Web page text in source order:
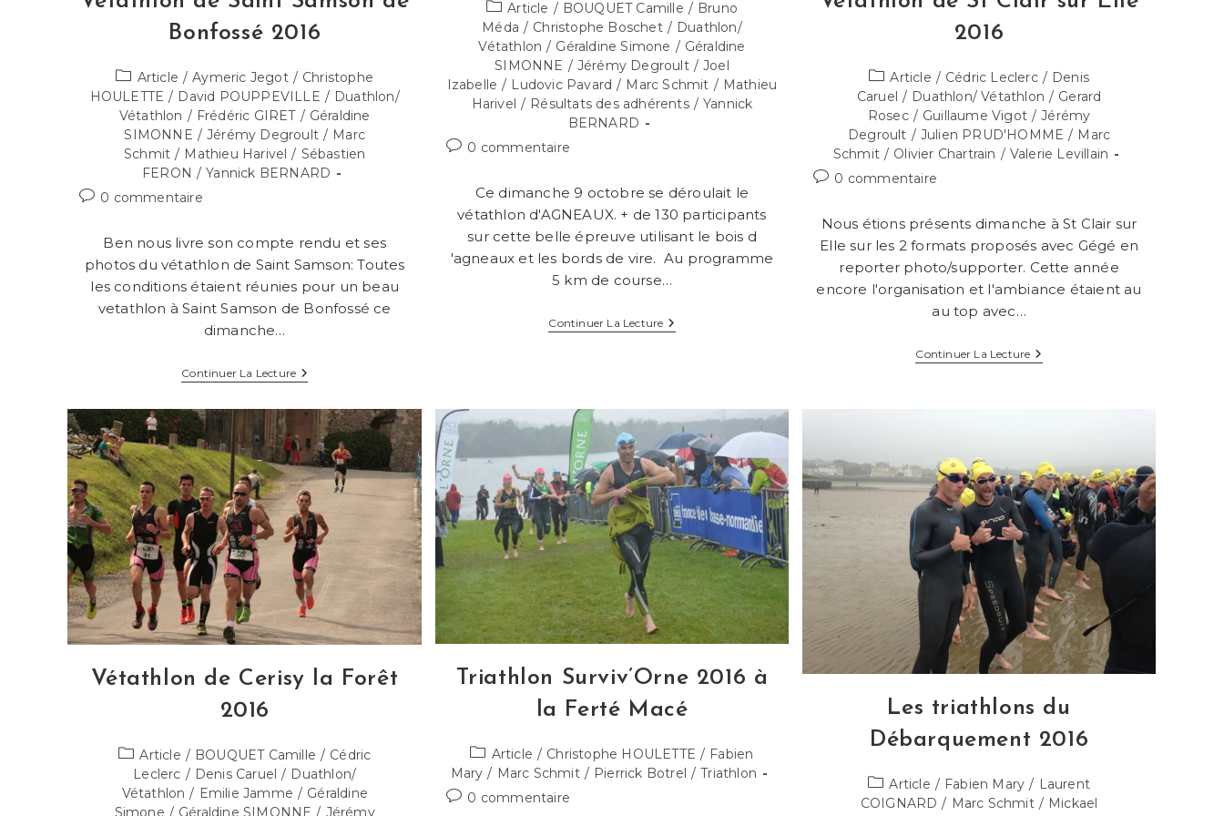
Bonfossé 2016
Post
category:
Article / Aymeric Jegot / Christophe
HOULETTE / David POUPPEVILLE / Duathlon/
Vétathlon / Frédéric GIRET / Géraldine
SIMONNE / Jérémy Degroult / Marc
Schmit / Mathieu Harivel / Sébastien
FERON / Yannick BERNARD
Commentaires
publication :
0 commentaire
Ben nous livre son compte rendu et ses
photos du vétathlon de Saint Samson: Toutes
les conditions étaient réunies pour un beau
vetathlon à Saint Samson de Bonfossé ce
dimanche…
Continuer La LectureVétathlon
De
Samson
De
Bonfossé
2016
Post
category:
Article / BOUQUET Camille / Bruno
Méda / Christophe Boschet / Duathlon/
Vétathlon / Géraldine Simone / Géraldine
SIMONNE / Jérémy Degroult / Joel
Izabelle / Ludovic Pavard / Marc Schmit / Mathieu
Harivel / Résultats des adhérents / Yannick
BERNARD
Commentaires
publication :
0 commentaire
Ce dimanche 9 octobre se déroulait le
vétathlon d'AGNEAUX. + de 130 participants
sur cette belle épreuve utilisant le bois d
'agneaux et les bords de vire. Au programme
5 km de course…
Continuer La LectureVETATHLON
D
2016
Post
category:
Article / Cédric Leclerc / Denis
Caruel / Duathlon/ Vétathlon / Gerard
Rosec / Guillaume Vigot / Jérémy
Degroult / Julien PRUD'HOMME / Marc
Schmit / Olivier Chartrain / Valerie Levillain
Commentaires
la
publication :
0 commentaire
Nous étions présents dimanche à St Clair sur
Elle sur les 2 formats proposés avec Gégé en
reporter photo/supporter. Cette année
encore l'organisation et l'ambiance étaient au
au top avec…
Continuer La LectureVétathlon
De
Vétathlon de Cerisy la Forêt
2016
Post
category:
Article / BOUQUET Camille / Cédric
Leclerc / Denis Caruel / Duathlon/
Vétathlon / Emilie Jamme / Géraldine
Simone / Géraldine SIMONNE / Jérémy
Triathlon Surviv’Orne 2016 à
la Ferté Macé
Post
category:
Article / Christophe HOULETTE / Fabien
Mary / Marc Schmit / Pierrick Botrel / Triathlon
Commentaires
0 commentaire
Les triathlons du
Débarquement 2016
Post
category:
Article / Fabien Mary / Laurent
COIGNARD / Marc Schmit / Mickael